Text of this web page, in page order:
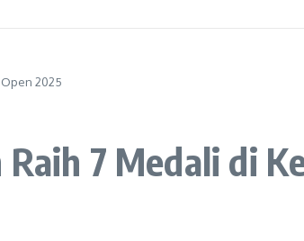
2025
7 Medali di